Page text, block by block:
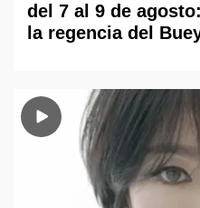
del 7 al 9 de
la regencia del